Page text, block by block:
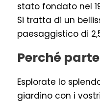
stato fondato nel
Si tratta di un
paesaggistico di
Perché
Esplorate lo
giardino con i